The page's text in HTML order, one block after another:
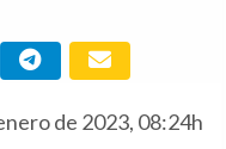
de 2023, 08:24h